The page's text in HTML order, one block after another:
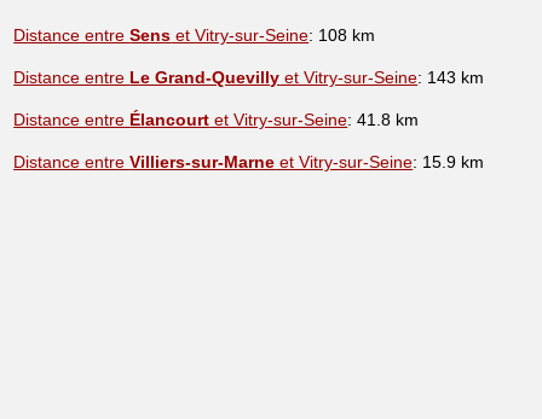
Distance entreSens et Vitry-sur-Seine: 108 km
Distance entre Le Grand-Quevilly et Vitry-sur-Seine: 143 km
Distance entre Élancourt et Vitry-sur-Seine: 41.8 km
Distance entreVilliers-sur-Marne et Vitry-sur-Seine: 15.9 km